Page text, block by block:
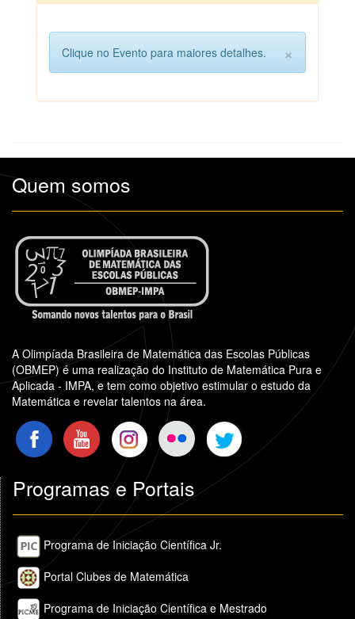
×
Clique no Evento para maiores detalhes.
Quem somos
A Olimpíada Brasileira de Matemática das Escolas Públicas
(OBMEP) é uma realização do Instituto de Matemática Pura e
Aplicada - IMPA, e tem como objetivo estimular o estudo da
Matemática e revelar talentos na área.
Programas e Portais
Programa de Iniciação Científica Jr.
Portal Clubes de Matemática
Programa de Iniciação Científica e Mestrado